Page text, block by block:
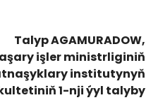
Talyp AGAMURADOW,
işler ministrliginiň
institutynyň
1-nji ýyl talyby